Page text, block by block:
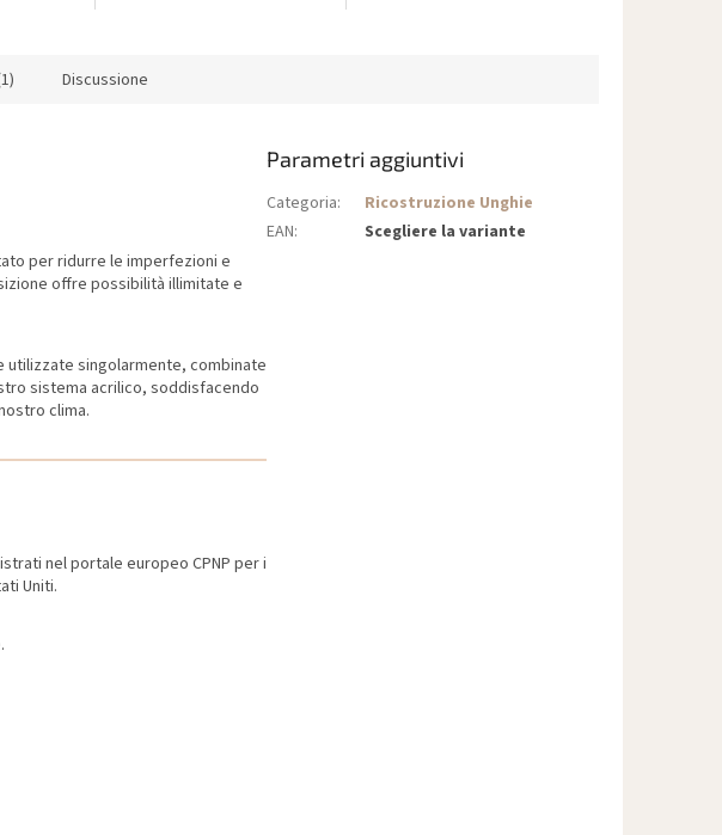
Discussione
per ridurre le imperfezioni e
offre possibilità illimitate e
utilizzate singolarmente, combinate
sistema acrilico, soddisfacendo
clima.
nel portale europeo CPNP per i
Uniti.
Parametri aggiuntivi
Categoria:
Ricostruzione Unghie
EAN: Scegliere la variante